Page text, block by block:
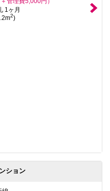
1ヶ月
2)
ション